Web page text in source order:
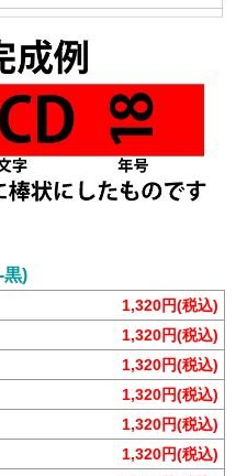
黒)
1,320円(税込)
1,320円(税込)
1,320円(税込)
1,320円(税込)
1,320円(税込)
1,320円(税込)